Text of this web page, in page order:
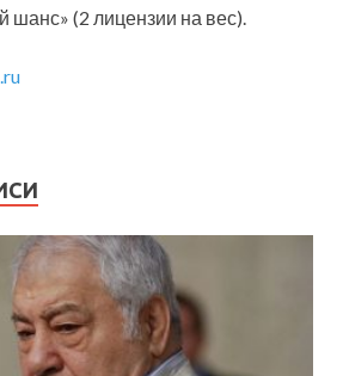
шанс» (2 лицензии на вес).